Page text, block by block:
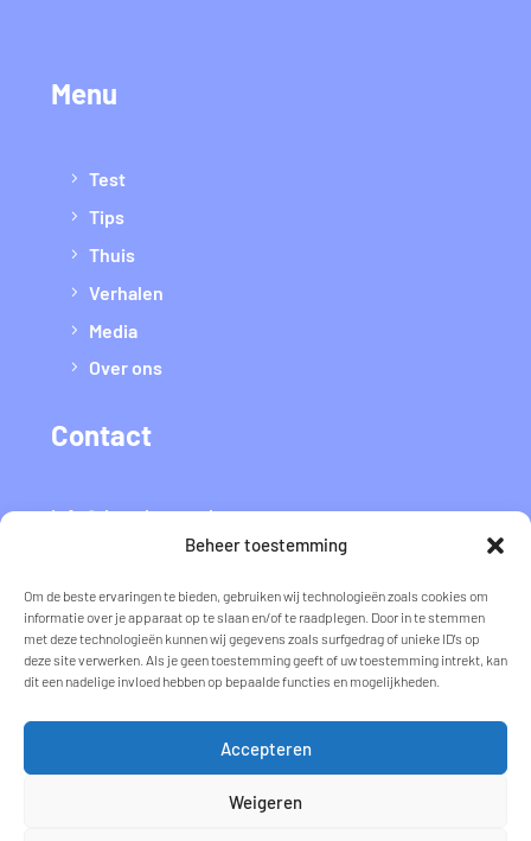
Beheer toestemming
Om de beste ervaringen te bieden, gebruiken wij technologieën zoals cookies om
informatie over je apparaat op te slaan en/of te raadplegen. Door in te stemmen
met deze technologieën kunnen wij gegevens zoals surfgedrag of unieke ID's op
deze site verwerken. Als je geen toestemming geeft of uw toestemming intrekt, kan
dit een nadelige invloed hebben op bepaalde functies en mogelijkheden.
Accepteren
Weigeren
Menu
Test
Tips
Thuis
Verhalen
Media
Over ons
Contact
info@datvaltmee.nl
Flyer voor thuis
Download